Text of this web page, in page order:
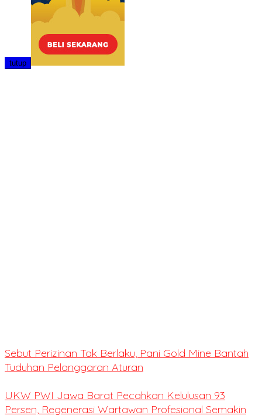
tutup
Sebut Perizinan Tak Berlaku, Pani Gold Mine Bantah
Tuduhan Pelanggaran Aturan
UKW PWI Jawa Barat Pecahkan Kelulusan 93
Persen, Regenerasi Wartawan Profesional Semakin